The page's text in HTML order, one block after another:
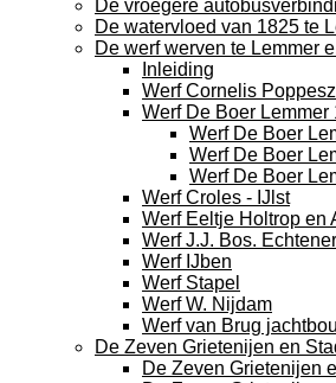
De vroegere
De watervloed van 1825 te
De werf werven te Lemmer
Inleiding
Werf Cornelis
Werf De Boer Lemmer
Werf De Boer
Werf De Boer
Werf De Boer
Werf Croles - IJlst
Werf Eeltje Holtrop en
Werf J.J. Bos.
Werf IJben
Werf Stapel
Werf W. Nijdam
Werf van Brug
De Zeven Grietenijen en
De Zeven Grietenijen